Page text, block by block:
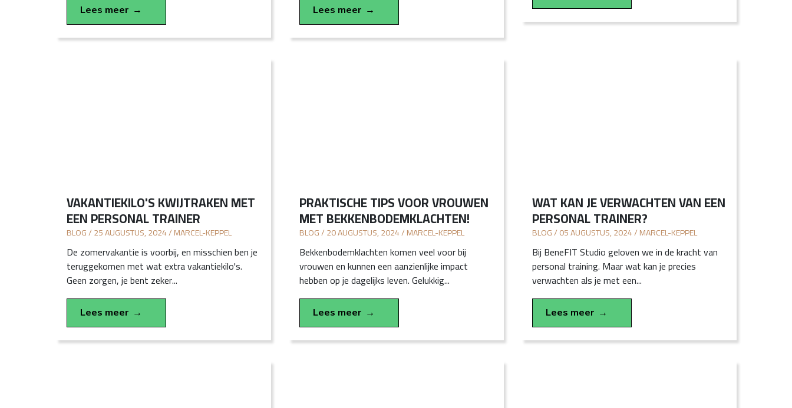
Lees meer Lees meer
VAKANTIEKILO'S KWIJTRAKEN MET
EEN PERSONAL TRAINER
BLOG / 25 AUGUSTUS, 2024 / MARCEL-KEPPEL
De zomervakantie is voorbij, en misschien ben je
teruggekomen met wat extra vakantiekilo's.
Geen zorgen, je bent zeker...
Lees meer
PRAKTISCHE TIPS VOOR VROUWEN
MET BEKKENBODEMKLACHTEN!
BLOG / 20 AUGUSTUS, 2024 / MARCEL-KEPPEL
Bekkenbodemklachten komen veel voor bij
vrouwen en kunnen een aanzienlijke impact
hebben op je dagelijks leven. Gelukkig...
Lees meer
WAT KAN JE VERWACHTEN VAN EEN
PERSONAL TRAINER?
BLOG / 05 AUGUSTUS, 2024 / MARCEL-KEPPEL
Bij BeneFIT Studio geloven we in de kracht van
personal training. Maar wat kan je precies
verwachten als je met een...
Lees meer